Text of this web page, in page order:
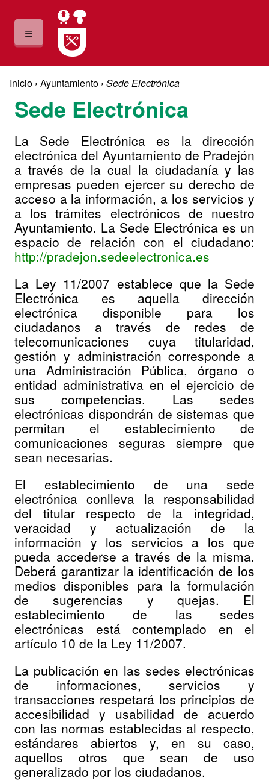
Pasar al contenido principal
≡
Usted está aquí
Inicio › Ayuntamiento › Sede Electrónica
Sede Electrónica
La Sede Electrónica es la dirección
electrónica del Ayuntamiento de Pradejón
a través de la cual la ciudadanía y las
empresas pueden ejercer su derecho de
acceso a la información, a los servicios y
a los trámites electrónicos de nuestro
Ayuntamiento. La Sede Electrónica es un
espacio de relación con el ciudadano:
http://pradejon.sedeelectronica.es
La Ley 11/2007 establece que la Sede
Electrónica es aquella dirección
electrónica disponible para los
ciudadanos a través de redes de
telecomunicaciones cuya titularidad,
gestión y administración corresponde a
una Administración Pública, órgano o
entidad administrativa en el ejercicio de
sus competencias. Las sedes
electrónicas dispondrán de sistemas que
permitan el establecimiento de
comunicaciones seguras siempre que
sean necesarias.
El establecimiento de una sede
electrónica conlleva la responsabilidad
del titular respecto de la integridad,
veracidad y actualización de la
información y los servicios a los que
pueda accederse a través de la misma.
Deberá garantizar la identificación de los
medios disponibles para la formulación
de sugerencias y quejas. El
establecimiento de las sedes
electrónicas está contemplado en el
artículo 10 de la Ley 11/2007.
La publicación en las sedes electrónicas
de informaciones, servicios y
transacciones respetará los principios de
accesibilidad y usabilidad de acuerdo
con las normas establecidas al respecto,
estándares abiertos y, en su caso,
aquellos otros que sean de uso
generalizado por los ciudadanos.